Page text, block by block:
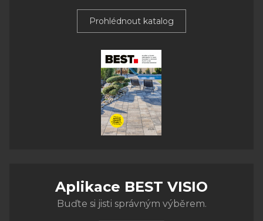
Prohlédnout katalog
Aplikace BEST VISIO
Buďte si jisti správným výběrem.